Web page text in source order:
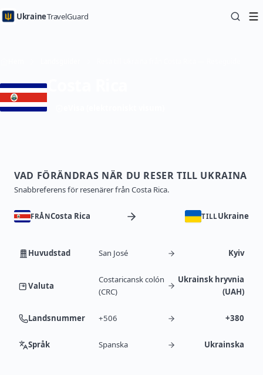
UkraineTravelGuard
VAD FÖRÄNDRAS NÄR DU RESER TILL UKRAINA
Snabbreferens för resenärer från Costa Rica.
FRÅNCosta Rica TILL Ukraine
Huvudstad San José Kyiv
Valuta
Costaricansk colón
(CRC)
Ukrainsk hryvnia
(UAH)
Landsnummer +506 +380
Språk Spanska Ukrainska